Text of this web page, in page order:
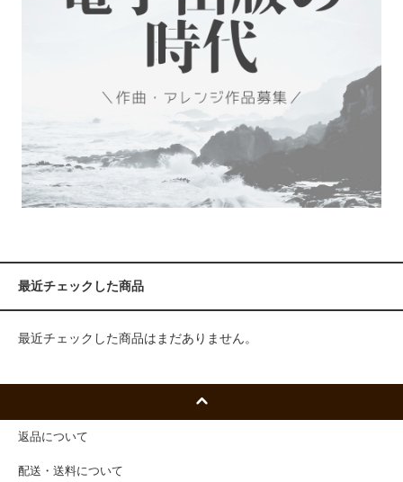
最近チェックした商品
最近チェックした商品はまだありません。
返品について
配送・送料について